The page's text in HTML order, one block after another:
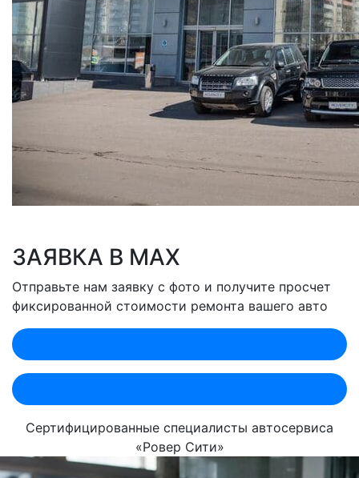
ЗАЯВКА В MAX
Отправьте нам заявку с фото и получите просчет
фиксированной стоимости ремонта вашего авто
Сертифицированные специалисты автосервиса
«Ровер Сити»